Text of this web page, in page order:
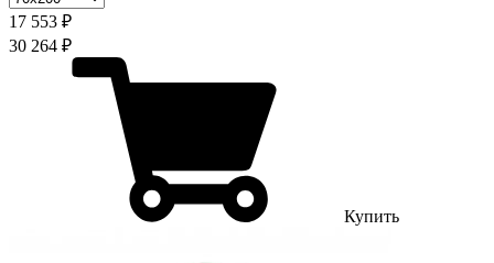
17 553 ₽
30 264 ₽
Купить